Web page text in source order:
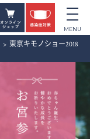
> 東京キモノショー2018